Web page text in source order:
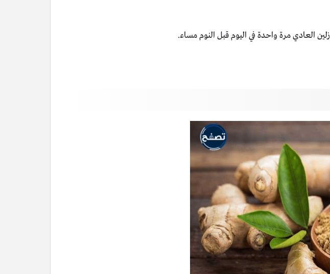
العادي مرة واحدة في اليوم قبل النوم مساء.